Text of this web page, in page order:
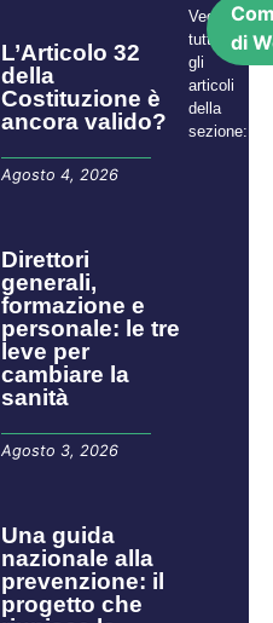
L’Articolo 32
della
Costituzione è
ancora valido?
Agosto 4, 2026
Direttori
generali,
formazione e
personale: le tre
leve per
cambiare la
sanità
Agosto 3, 2026
​​​​Una guida
nazionale alla
prevenzione: il
progetto che
Vedi
tutti
gli
articoli
della
sezione:
di